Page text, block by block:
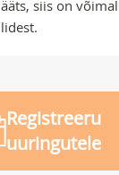
siis on
Registreeru
uuringutele